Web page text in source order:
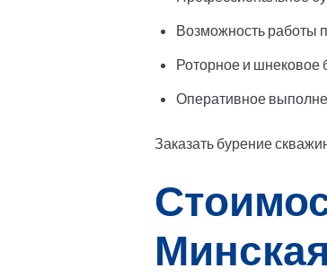
Возможность работы
Роторное и шнековое
Оперативное
Заказать бурение